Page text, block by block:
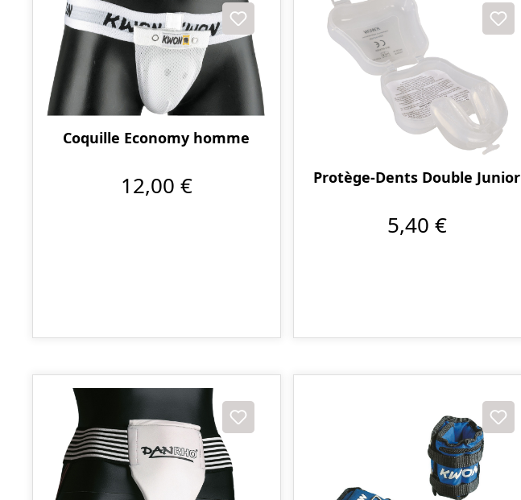
Coquille Economy homme
12,00 € Protège-Dents Double Junior
5,40 €